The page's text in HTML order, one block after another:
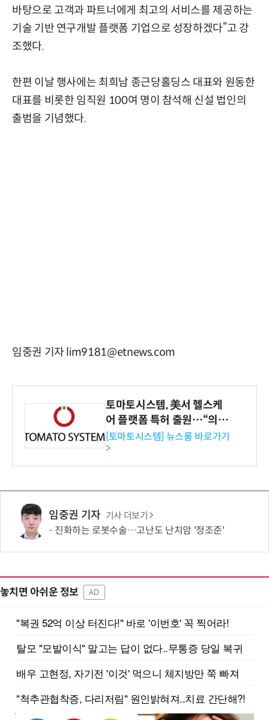
바탕으로 고객과 파트너에게 최고의 서비스를 제공하는
기술 기반 연구개발 플랫폼 기업으로 성장하겠다”고 강
조했다.
한편 이날 행사에는 최희남 종근당홀딩스 대표와 원동한
대표를 비롯한 임직원 100여 명이 참석해 신설 법인의
출범을 기념했다.
임중권 기자 lim9181@etnews.com
토마토시스템, 美서 헬스케
어 플랫폼 특허 출원…“의료
기관·보험사 공략”
[토마토시스템] 뉴스룸 바로가기
>
임중권 기자 기사 더보기
진화하는 로봇수술…고난도 난치암 '정조준'
놓치면 아쉬운 정보 AD